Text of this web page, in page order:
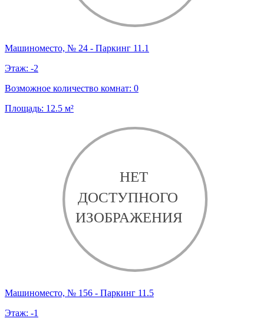
Машиноместо, № 24 - Паркинг 11.1
Этаж: -2
Возможное количество комнат: 0
Площадь: 12.5 м²
Машиноместо, № 156 - Паркинг 11.5
Этаж: -1